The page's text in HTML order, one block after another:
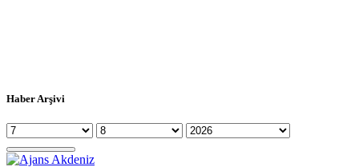
Haber Arşivi